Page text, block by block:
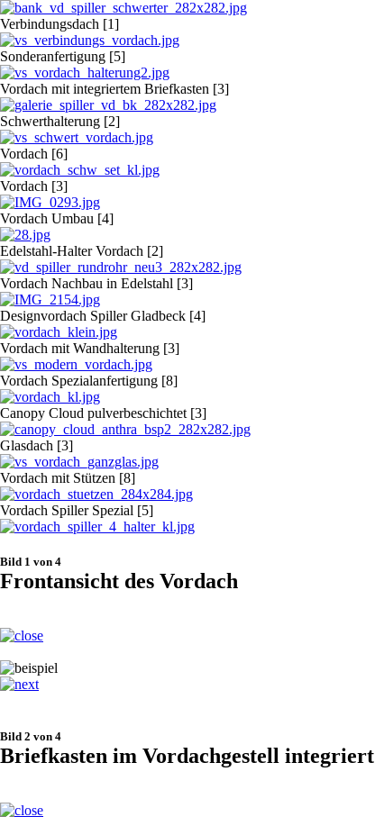
Verbindungsdach [1]
Sonderanfertigung [5]
Vordach mit integriertem Briefkasten [3]
Schwerthalterung [2]
Vordach [6]
Vordach [3]
Vordach Umbau [4]
Edelstahl-Halter Vordach [2]
Vordach Nachbau in Edelstahl [3]
Designvordach Spiller Gladbeck [4]
Vordach mit Wandhalterung [3]
Vordach Spezialanfertigung [8]
Canopy Cloud pulverbeschichtet [3]
Glasdach [3]
Vordach mit Stützen [8]
Vordach Spiller Spezial [5]
Bild 1 von 4
Frontansicht des Vordach
Bild 2 von 4
Briefkasten im Vordachgestell integriert